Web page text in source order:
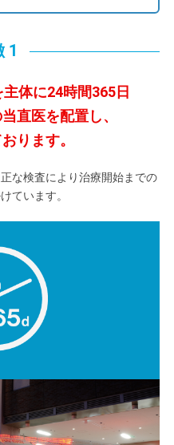
1
体に24時間365日
直医を配置し、
ります。
な検査により治療開始までの
ています。